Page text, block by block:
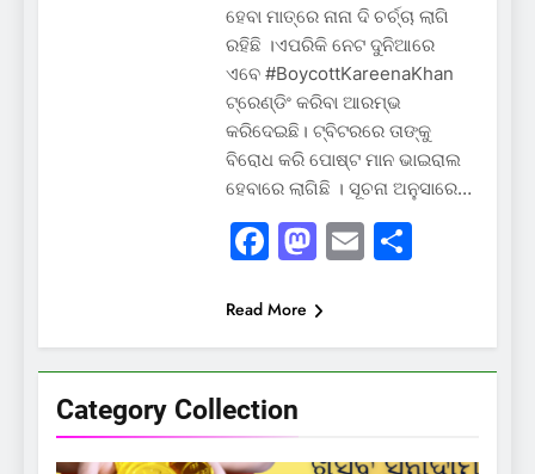
Category Collection
ହେବା ମାତ୍ରେ ନାନା ଦି ଚର୍ଚ୍ଚା ଲାଗି
ରହିଛି ।ଏପରିକି ନେଟ ଦୁନିଆରେ
ଏବେ #BoycottKareenaKhan
ଟ୍ରେଣ୍ଡିଂ କରିବା ଆରମ୍ଭ
କରିଦେଇଛି। ଟ୍ବିଟରରେ ତାଙ୍କୁ
ବିରୋଧ କରି ପୋଷ୍ଟ ମାନ ଭାଇରାଲ
ହେବାରେ ଲାଗିଛି । ସୂଚନା ଅନୁସାରେ…
Facebook
Mastodon
EmailShare
Read More